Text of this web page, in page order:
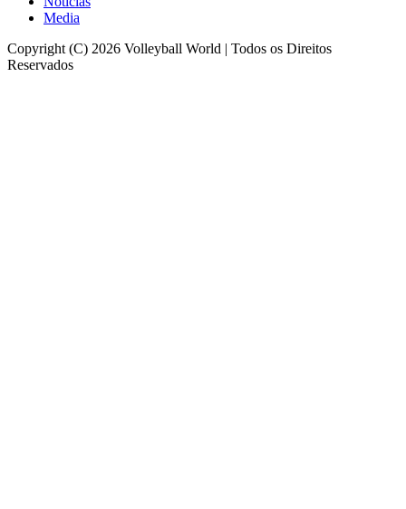
Media
Copyright (C) 2026 Volleyball World | Todos os Direitos
Reservados